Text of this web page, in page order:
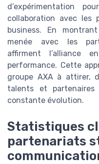
d’expérimentation
collaboration avec les
business. En
menée avec les
affirment l’alliance
performance. Cette
groupe AXA à attirer,
talents et
constante évolution.
Statistiques
partenariats